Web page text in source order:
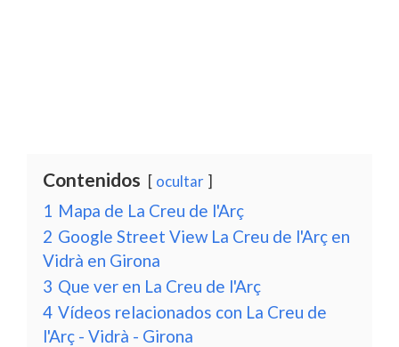
Contenidos ocultar
1 Mapa de La Creu de l'Arç
2 Google Street View La Creu de l'Arç en
Vidrà en Girona
3 Que ver en La Creu de l'Arç
4 Vídeos relacionados con La Creu de
l'Arç - Vidrà - Girona